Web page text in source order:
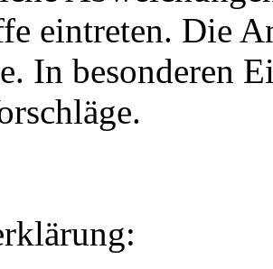
eintreten. Die
In besonderen